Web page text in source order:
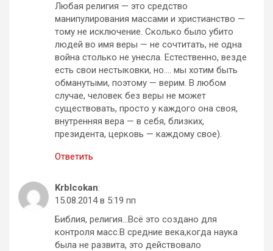
Любая религия — это средство
манипулирования массами и христианство —
тому не исключение. Сколько было убито
людей во имя веры — не сочтитать, не одна
война столько не унесла. Естественно, везде
есть свои нестыковки, но…. мы хотим быть
обманутыми, поэтому — верим. В любом
случае, человек без веры не может
существовать, просто у каждого она своя,
внутренняя вера — в себя, близких,
президента, церковь — каждому свое).
Ответить
Krblcokan:
15.08.2014 в 5:19 пп
Библия, религия…Всё это создано для
контроля масс.В средние века,когда наука
была не развита, это действовало